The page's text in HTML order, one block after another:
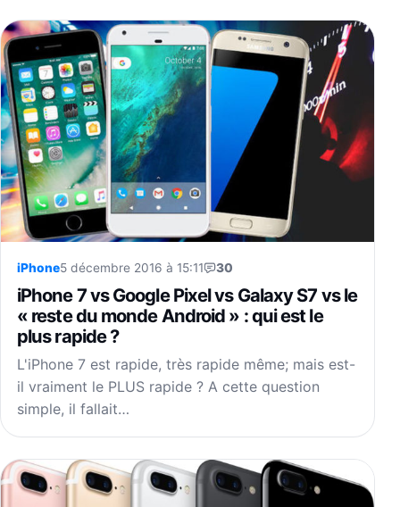
iPhone5 décembre 2016 à 15:11 30
iPhone 7 vs Google Pixel vs Galaxy S7 vs le
« reste du monde Android » : qui est le
plus rapide ?
L'iPhone 7 est rapide, très rapide même; mais est-
il vraiment le PLUS rapide ? A cette question
simple, il fallait…